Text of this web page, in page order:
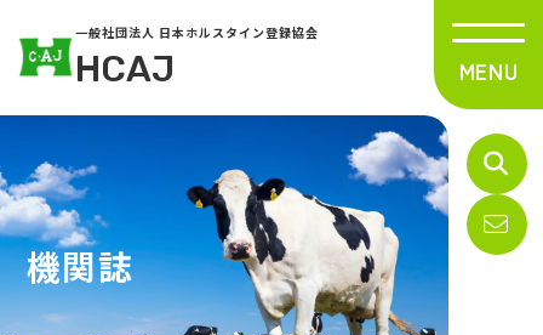
一般社団法人 日本ホルスタイン登録協会
HCAJ
機関誌